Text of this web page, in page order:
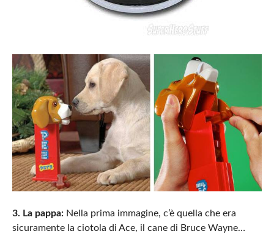
3. La pappa:Nella prima immagine, c’è quella che era
sicuramente la ciotola di Ace, il cane di Bruce Wayne…